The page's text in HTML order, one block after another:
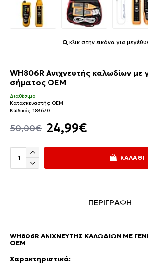
κλικ στην εικόνα για
WH806R Ανιχνευτής καλωδίων με
σήματος OEM
24,99€
50,00€
Διαθέσιμο
Κατασκευαστής: OEM
Κωδικός: 183670
ΚΑΛΆΘΙ
ΠΕΡΙΓΡΑΦΗ
WH806R ΑΝΙΧΝΕΥΤΉΣ ΚΑΛΩΔΊΩΝ ΜΕ
OEM
Χαρακτηριστικά: